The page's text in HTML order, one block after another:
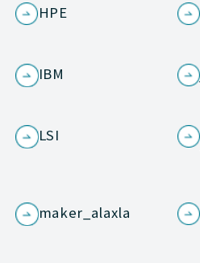
HPE
IBM
LSI
maker_alaxla